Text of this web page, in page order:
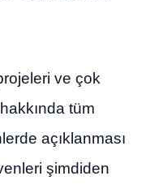
ve çok
tüm
açıklanması
şimdiden